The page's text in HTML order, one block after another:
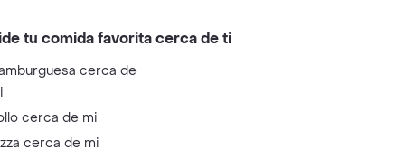
tu comida favorita cerca de ti
cerca de
cerca de mi
cerca de mi